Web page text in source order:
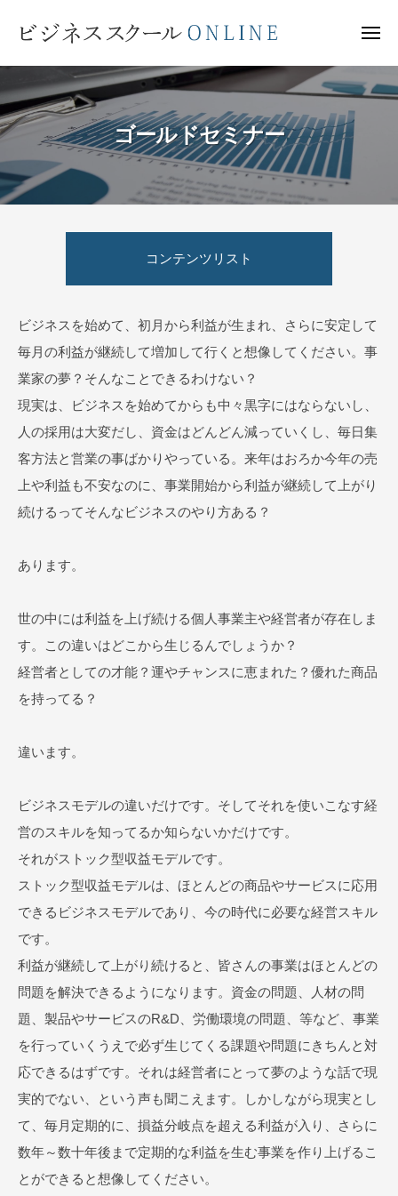
ツ
へ
キ
ッ
ビ
ジ
ネ
ス
ク
N
E
メ
ゴールドセミナー
ド
セ
ミ
ナ
ー
月
日
ビ
ジ
ネ
ク
ル
ONLINE
コンテンツリスト
ビジネスを始めて、初月から利益が生まれ、さらに安定して
毎月の利益が継続して増加して行くと想像してください。事
業家の夢？そんなことできるわけない？
現実は、ビジネスを始めてからも中々黒字にはならないし、
人の採用は大変だし、資金はどんどん減っていくし、毎日集
客方法と営業の事ばかりやっている。来年はおろか今年の売
上や利益も不安なのに、事業開始から利益が継続して上がり
続けるってそんなビジネスのやり方ある？
あります。
世の中には利益を上げ続ける個人事業主や経営者が存在しま
す。この違いはどこから生じるんでしょうか？
経営者としての才能？運やチャンスに恵まれた？優れた商品
を持ってる？
違います。
ビジネスモデルの違いだけです。そしてそれを使いこなす経
営のスキルを知ってるか知らないかだけです。
それがストック型収益モデルです。
ストック型収益モデルは、ほとんどの商品やサービスに応用
できるビジネスモデルであり、今の時代に必要な経営スキル
です。
利益が継続して上がり続けると、皆さんの事業はほとんどの
問題を解決できるようになります。資金の問題、人材の問
題、製品やサービスのR&D、労働環境の問題、等など、事業
を行っていくうえで必ず生じてくる課題や問題にきちんと対
応できるはずです。それは経営者にとって夢のような話で現
実的でない、という声も聞こえます。しかしながら現実とし
て、毎月定期的に、損益分岐点を超える利益が入り、さらに
数年～数十年後まで定期的な利益を生む事業を作り上げるこ
とができると想像してください。
ネ
ス
ス
ク
ー
O
N